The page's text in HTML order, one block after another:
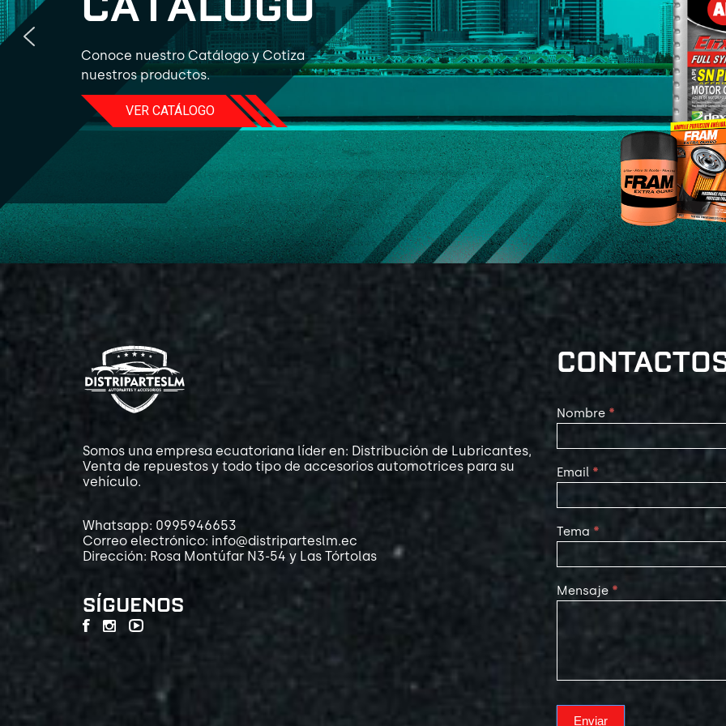
Conoce nuestro Catálogo y Cotiza
nuestros productos.
VER CATÁLOGO
Somos una empresa ecuatoriana líder en: Distribución de Lubricantes,
Venta de repuestos y todo tipo de accesorios automotrices para su
vehículo.
Whatsapp: 0995946653
Correo electrónico: info@distriparteslm.ec
Dirección: Rosa Montúfar N3-54 y Las Tórtolas
SÍGUENOS
Contact
Us
Nombre *
Email *
Tema *
Mensaje *
Enviar